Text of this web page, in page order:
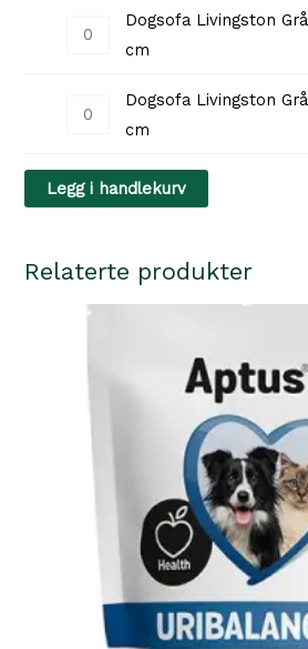
til
690
Dogsofa
antall
Dogsofa Livingston
cm
Dogsofa
Grå
100x75
antall
Dogsofa Livingston
cm
Legg i handlekurv
Relaterte produkter